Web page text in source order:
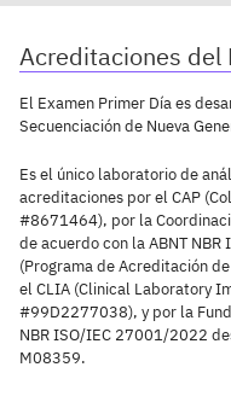
Acreditaciones del
El Examen Primer Día es
Secuenciación de Nueva
Es el único laboratorio de
acreditaciones por el CAP
#8671464), por la
de acuerdo con la ABNT
(Programa de Acreditación
el CLIA (Clinical Laboratory
#99D2277038), y por la
NBR ISO/IEC 27001/2022
M08359.